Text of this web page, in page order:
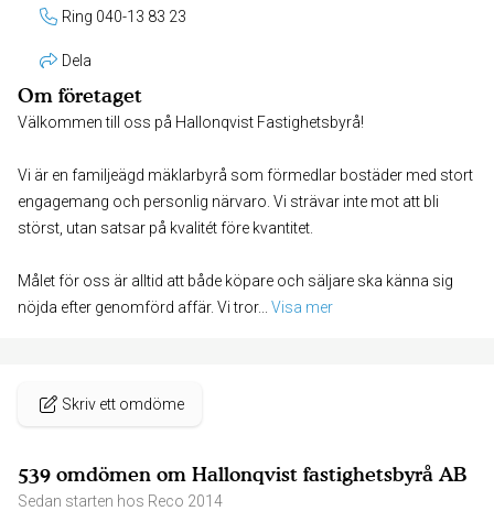
Ring 040-13 83 23
Dela
Om företaget
Välkommen till oss på Hallonqvist Fastighetsbyrå!
Vi är en familjeägd mäklarbyrå som förmedlar bostäder med stort
engagemang och personlig närvaro. Vi strävar inte mot att bli
störst, utan satsar på kvalitét före kvantitet.
Målet för oss är alltid att både köpare och säljare ska känna sig
nöjda efter genomförd affär. Vi tror... Visa mer
Skriv ett omdöme
539 omdömen om Hallonqvist fastighetsbyrå AB
Sedan starten hos Reco 2014